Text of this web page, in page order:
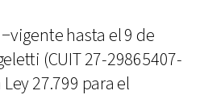
hasta el 9 de
(CUIT 27-29865407-
27.799 para el